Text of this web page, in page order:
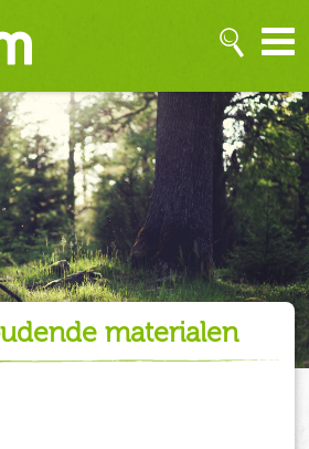
materialen